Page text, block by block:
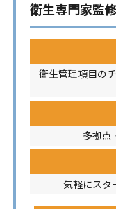
衛生専門家監
衛生管理項目の
多拠点
気軽にスタ